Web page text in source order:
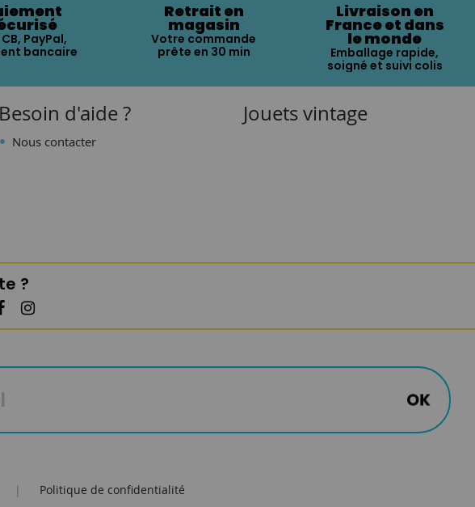
PayPal,
bancaire
Retrait en
magasin
Votre commande
prête en 30 min
Livraison en
France et dans
le monde
Emballage rapide,
soigné et suivi colis
Besoin d'aide ?
Nous contacter
Jouets vintage
?
| Politique de confidentialité